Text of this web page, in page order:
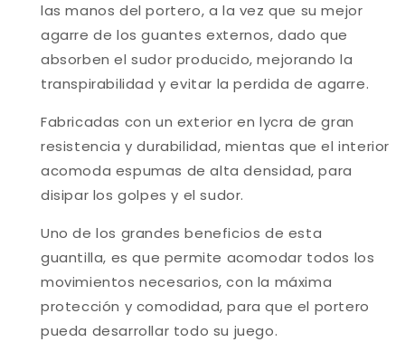
las manos del portero, a la vez que su mejor
agarre de los guantes externos, dado que
absorben el sudor producido, mejorando la
transpirabilidad y evitar la perdida de agarre.
Fabricadas con un exterior en lycra de gran
resistencia y durabilidad, mientas que el interior
acomoda espumas de alta densidad, para
disipar los golpes y el sudor.
Uno de los grandes beneficios de esta
guantilla, es que permite acomodar todos los
movimientos necesarios, con la máxima
protección y comodidad, para que el portero
pueda desarrollar todo su juego.